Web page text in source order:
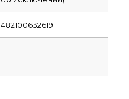
482100632619